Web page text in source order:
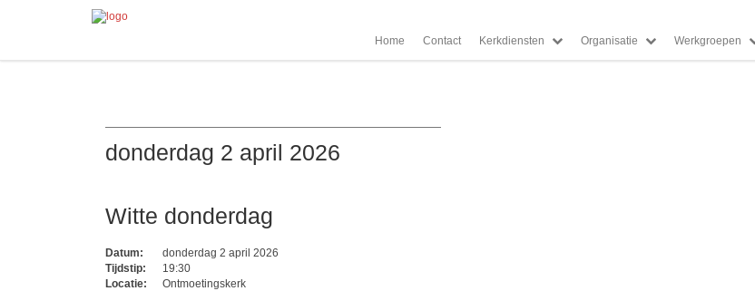
Home Contact Kerkdiensten Organisatie Werkgroepen
donderdag 2 april 2026
Witte donderdag
Datum:
donderdag 2 april 2026
Tijdstip:
19:30
Locatie:
Ontmoetingskerk